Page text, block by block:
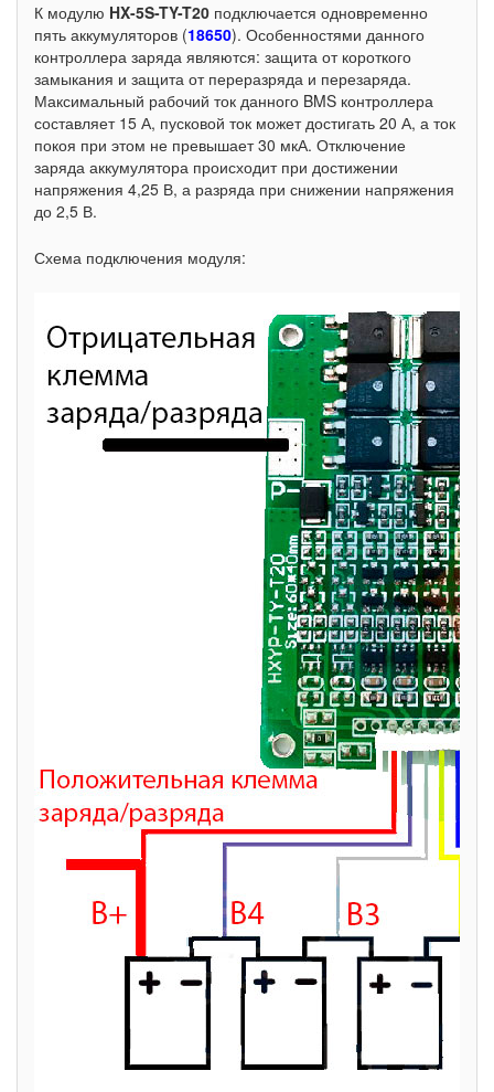
К модулю HX-5S-TY-T20 подключается одновременно
пять аккумуляторов (18650). Особенностями данного
контроллера заряда являются: защита от короткого
замыкания и защита от переразряда и перезаряда.
Максимальный рабочий ток данного BMS контроллера
составляет 15 А, пусковой ток может достигать 20 А, а ток
покоя при этом не превышает 30 мкА. Отключение
заряда аккумулятора происходит при достижении
напряжения 4,25 В, а разряда при снижении напряжения
до 2,5 В.
Схема подключения модуля: